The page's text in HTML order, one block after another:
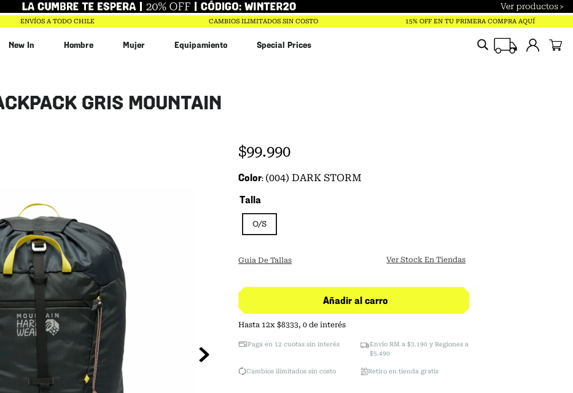
ENVÍOS A TODO CHILE CAMBIOS ILIMITADOS SIN COSTO 15% OFF EN TU PRIMERA COMPRA AQUÍ
New In Hombre Mujer Equipamiento Special Prices
GRIS MOUNTAIN
$99.990
Color (004) DARK STORM
Talla
O/S
Guia De Tallas Ver Stock En Tiendas
Añadir al carro
Hasta 12x$8333,0 de interés
Paga en 12 cuotas sin interés
Envío RM a $3.190 y Regiones a
$5.490
Cambios ilimitados sin costo Retiro en tienda gratis